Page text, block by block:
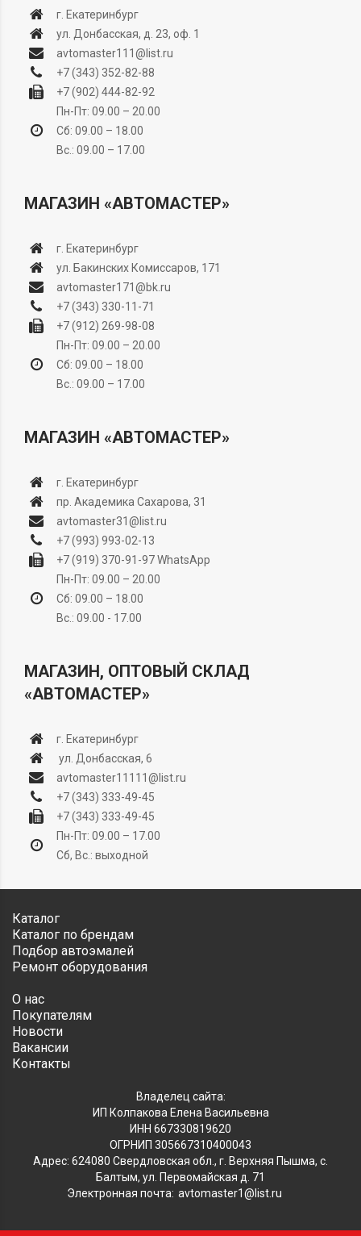
г. Екатеринбург
ул. Донбасская, д. 23, оф. 1
avtomaster111@list.ru
+7 (343) 352-82-88
+7 (902) 444-82-92
Пн-Пт: 09.00 – 20.00
Сб: 09.00 – 18.00
Вс.: 09.00 – 17.00
МАГАЗИН «АВТОМАСТЕР»
г. Екатеринбург
ул. Бакинских Комиссаров, 171
avtomaster171@bk.ru
+7 (343) 330-11-71
+7 (912) 269-98-08
Пн-Пт: 09.00 – 20.00
Сб: 09.00 – 18.00
Вс.: 09.00 – 17.00
МАГАЗИН «АВТОМАСТЕР»
г. Екатеринбург
пр. Академика Сахарова, 31
avtomaster31@list.ru
+7 (993) 993-02-13
+7 (919) 370-91-97WhatsApp
Пн-Пт: 09.00 – 20.00
Сб: 09.00 – 18.00
Вс.: 09.00 - 17.00
МАГАЗИН, ОПТОВЫЙ СКЛАД
«АВТОМАСТЕР»
г. Екатеринбург
ул. Донбасская, 6
avtomaster11111@list.ru
+7 (343) 333-49-45
+7 (343) 333-49-45
Пн-Пт: 09.00 – 17.00
Сб, Вс.: выходной
Каталог
Каталог по брендам
Подбор автоэмалей
Ремонт оборудования
О нас
Покупателям
Новости
Вакансии
Контакты
Владелец сайта:
ИП Колпакова Елена Васильевна
ИНН 667330819620
ОГРНИП 305667310400043
Адрес: 624080 Свердловская обл., г. Верхняя Пышма, с.
Балтым, ул. Первомайская д. 71
Электронная почта: avtomaster1@list.ru